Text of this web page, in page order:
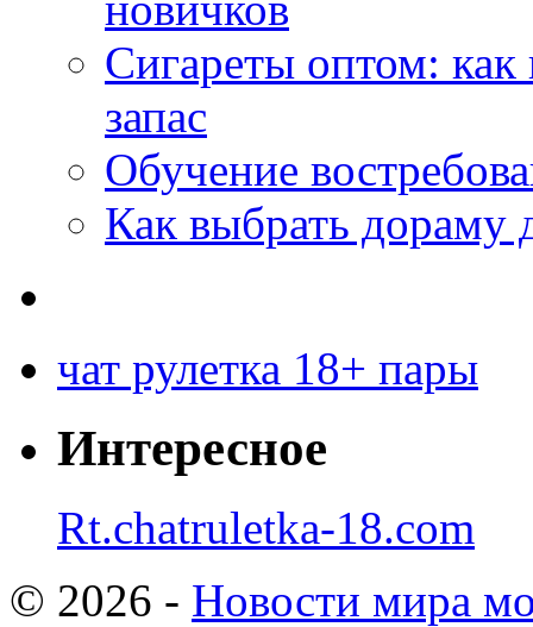
Сигареты оптом:
запас
Обучение
Как выбрать дораму
чат рулетка 18+ пары
Интересное
Rt.chatruletka-18.com
© 2026 - Новости мира